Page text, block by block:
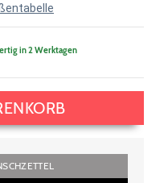
in 2 Werktagen